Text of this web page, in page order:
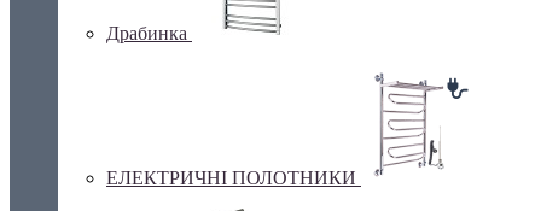
Драбинка
ЕЛЕКТРИЧНІ ПОЛОТНИКИ